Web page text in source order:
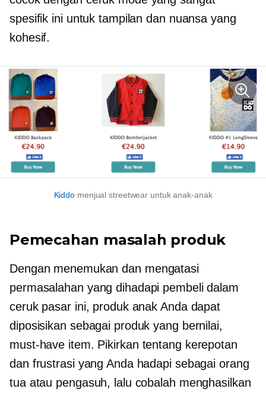
spesifik ini untuk tampilan dan nuansa yang
kohesif.
Kiddo menjual streetwear untuk anak-anak
Pemecahan masalah produk
Dengan menemukan dan mengatasi
permasalahan yang dihadapi pembeli dalam
ceruk pasar ini, produk anak Anda dapat
diposisikan sebagai produk yang bernilai,
must-have item. Pikirkan tentang kerepotan
dan frustrasi yang Anda hadapi sebagai orang
tua atau pengasuh, lalu cobalah menghasilkan